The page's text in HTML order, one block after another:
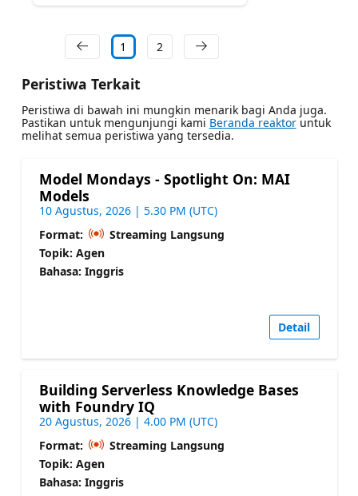
1 2
Peristiwa Terkait
Peristiwa di bawah ini mungkin menarik bagi Anda juga.
Pastikan untuk mengunjungi kami Beranda reaktoruntuk
melihat semua peristiwa yang tersedia.
Model Mondays - Spotlight On: MAI
Models
10 Agustus, 2026 | 5.30 PM (UTC)
Format:
Streaming Langsung
Topik: Agen
Bahasa: Inggris
Detail
Building Serverless Knowledge Bases
with Foundry IQ
20 Agustus, 2026 | 4.00 PM (UTC)
Format:
Streaming Langsung
Topik: Agen
Bahasa: Inggris